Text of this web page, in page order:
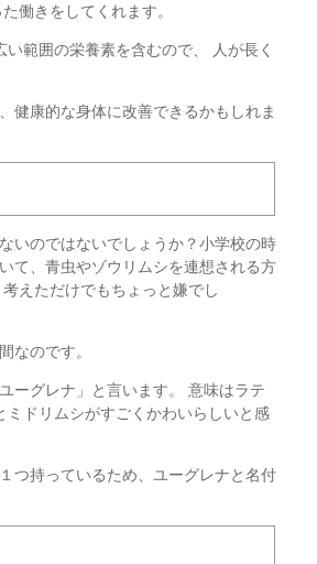
働きをしてくれます。
範囲の栄養素を含むので、 人が長く
健康的な身体に改善できるかもしれま
いのではないでしょうか？小学校の時
て、青虫やゾウリムシを連想される方
えただけでもちょっと嫌でし
なのです。
ーグレナ」と言います。 意味はラテ
ドリムシがすごくかわいらしいと感
つ持っているため、ユーグレナと名付